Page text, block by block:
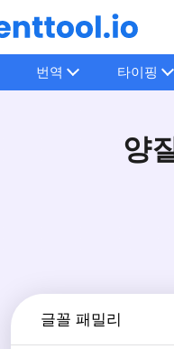
번역 타이핑
양
글꼴 패밀리